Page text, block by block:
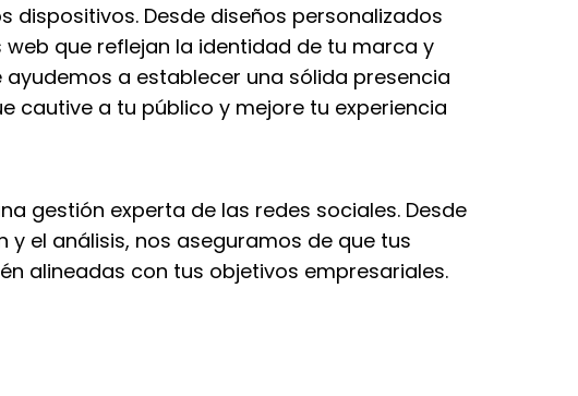
Desde diseños personalizados
que reflejan la identidad de tu marca y
a establecer una sólida presencia
cautive a tu público y mejore tu experiencia
gestión experta de las redes sociales. Desde
el análisis, nos aseguramos de que tus
alineadas con tus objetivos empresariales.